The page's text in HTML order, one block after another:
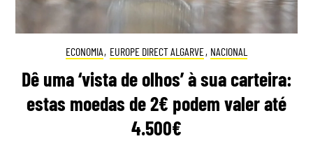
ECONOMIA, EUROPE DIRECT ALGARVE, NACIONAL
Dê uma ‘vista de olhos’ à sua carteira:
estas moedas de 2€ podem valer até
4.500€